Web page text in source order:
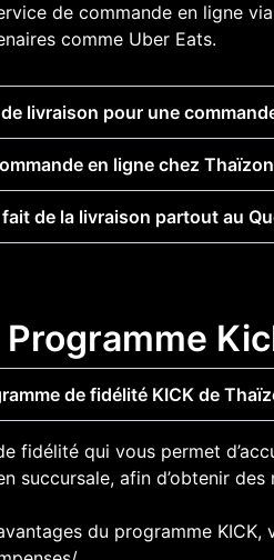
de commande en ligne
comme Uber Eats.
livraison pour une
en ligne chez
de la livraison partout au
Programme
de fidélité KICK de
fidélité qui vous permet
succursale, afin d’obtenir
du programme KICK,